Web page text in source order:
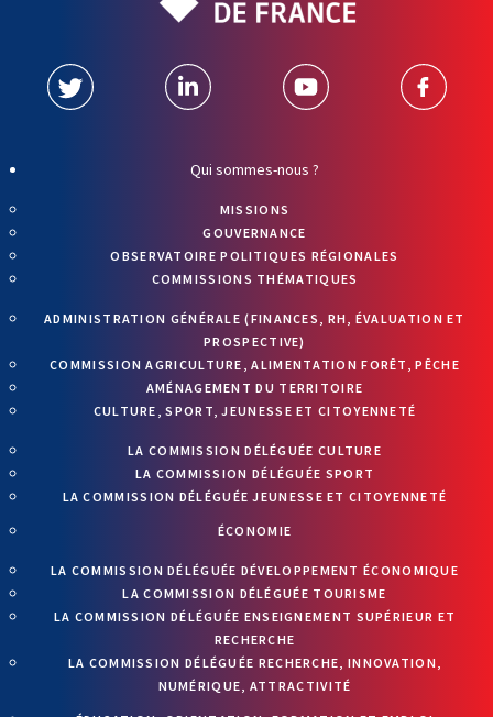
Qui sommes-nous ?
MISSIONS
GOUVERNANCE
OBSERVATOIRE POLITIQUES RÉGIONALES
COMMISSIONS THÉMATIQUES
ADMINISTRATION GÉNÉRALE (FINANCES, RH, ÉVALUATION ET
PROSPECTIVE)
COMMISSION AGRICULTURE, ALIMENTATION FORÊT, PÊCHE
AMÉNAGEMENT DU TERRITOIRE
CULTURE, SPORT, JEUNESSE ET CITOYENNETÉ
LA COMMISSION DÉLÉGUÉE CULTURE
LA COMMISSION DÉLÉGUÉE SPORT
LA COMMISSION DÉLÉGUÉE JEUNESSE ET CITOYENNETÉ
ÉCONOMIE
LA COMMISSION DÉLÉGUÉE DÉVELOPPEMENT ÉCONOMIQUE
LA COMMISSION DÉLÉGUÉE TOURISME
LA COMMISSION DÉLÉGUÉE ENSEIGNEMENT SUPÉRIEUR ET
RECHERCHE
LA COMMISSION DÉLÉGUÉE RECHERCHE, INNOVATION,
NUMÉRIQUE, ATTRACTIVITÉ